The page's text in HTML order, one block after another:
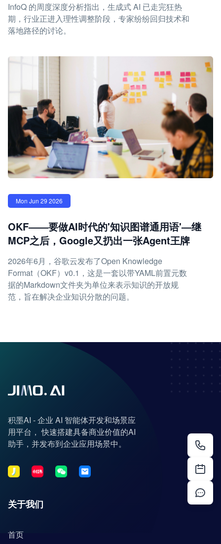
InfoQ 的周度深度分析指出，生成式 AI 已走完狂热
期，行业正进入理性调整阶段，专家纷纷回归技术和
落地路径的讨论。
Mon Jun 29 2026
OKF——要做AI时代的'知识图谱通用语'—继
MCP之后，Google又扔出一张Agent王牌
2026年6月，谷歌云发布了Open Knowledge
Format（OKF）v0.1，这是一套以带YAML前置元数
据的Markdown文件夹为单位来表示知识的开放规
范，旨在解决企业知识分散的问题。
积墨AI - 企业 AI 智能体开发和场景应
用平台， 快速搭建具备商业价值的AI
助手，并发布到企业应用场景中。
关于我们
首页